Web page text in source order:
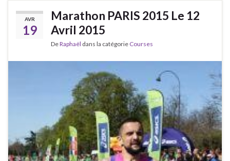
AVR
19
Marathon PARIS 2015 Le 12
Avril 2015
DeRaphaël dans la catégorie Courses